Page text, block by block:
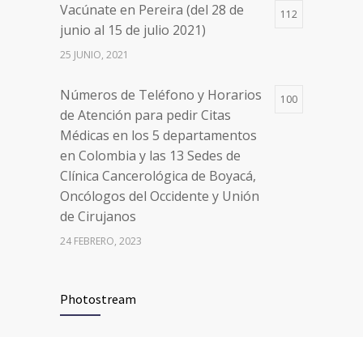
Clínica Cancerológica de Boyacá,
Oncólogos del Occidente y Unión
de Cirujanos
Vacúnate en Pereira (del 28 de
junio al 15 de julio 2021)
112
25 JUNIO, 2021
Números de Teléfono y Horarios
de Atención para pedir Citas
Médicas en los 5 departamentos
en Colombia y las 13 Sedes de
Clínica Cancerológica de Boyacá,
Oncólogos del Occidente y Unión
de Cirujanos
100
24 FEBRERO, 2023
junio 2021)
Photostream